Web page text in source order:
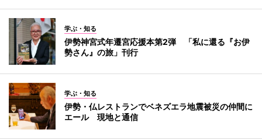
学ぶ・知る
伊勢神宮式年遷宮応援本第2弾 「私に還る『お伊
勢さん』の旅」刊行
学ぶ・知る
伊勢・仏レストランでベネズエラ地震被災の仲間に
エール 現地と通信